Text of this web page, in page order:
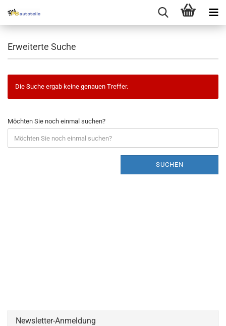
Erweiterte Suche
Die Suche ergab keine genauen Treffer.
Möchten Sie noch einmal suchen?
SUCHEN
Newsletter-Anmeldung